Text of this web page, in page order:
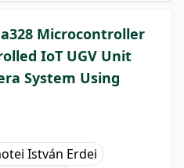
Microcontroller
IoT UGV Unit
System Using
István Erdei